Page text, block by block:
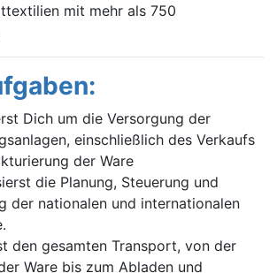
mit mehr als 750
Dich um die Versorgung der
einschließlich des Verkaufs
der Ware
die Planung, Steuerung und
der nationalen und internationalen
den gesamten Transport, von der
Ware bis zum Abladen und